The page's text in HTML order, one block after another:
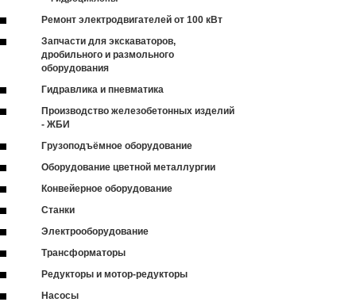
Ремонт электродвигателей от 100 кВт
Запчасти для экскаваторов,
дробильного и размольного
оборудования
Гидравлика и пневматика
Производство железобетонных изделий
- ЖБИ
Грузоподъёмное оборудование
Оборудование цветной металлургии
Конвейерное оборудование
Станки
Электрооборудование
Трансформаторы
Редукторы и мотор-редукторы
Насосы